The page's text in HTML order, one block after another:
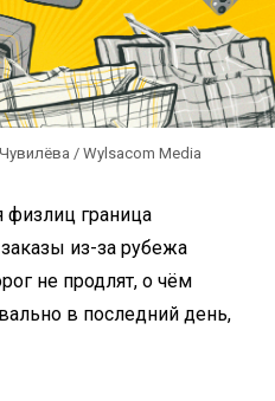
/ Wylsacom Media
физлиц граница
из-за рубежа
не продлят, о чём
в последний день,